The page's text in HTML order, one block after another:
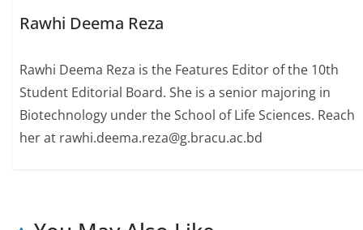
Rawhi Deema Reza
Rawhi Deema Reza is the Features Editor of the 10th
Student Editorial Board. She is a senior majoring in
Biotechnology under the School of Life Sciences. Reach
her at rawhi.deema.reza@g.bracu.ac.bd